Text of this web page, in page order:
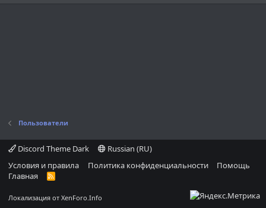
Пользователи
Discord Theme Dark
Russian (RU)
Условия и правила
Политика конфиденциальности
Помощь
Главная
R
Локализация от XenForo.Info